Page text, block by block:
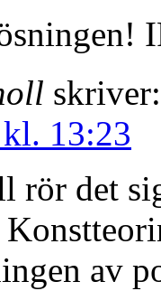
skriver:
13:23
rör det
av